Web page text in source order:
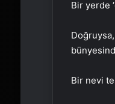
Bir yerde
Bir nevi